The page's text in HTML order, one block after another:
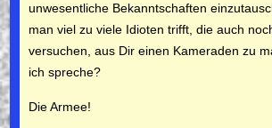
unwesentliche Bekanntschaften
man viel zu viele Idioten trifft, die auch
versuchen, aus Dir einen Kameraden zu
ich spreche?
Die Armee!